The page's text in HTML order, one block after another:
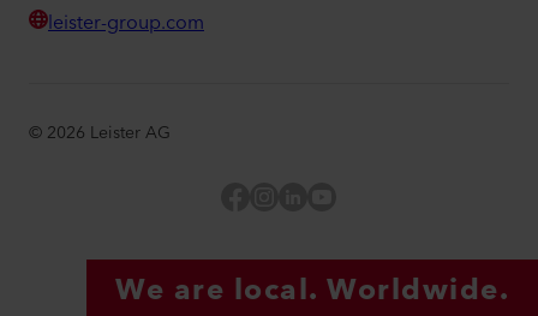
leister-group.com
© 2026 Leister AG
We are local. Worldwide.